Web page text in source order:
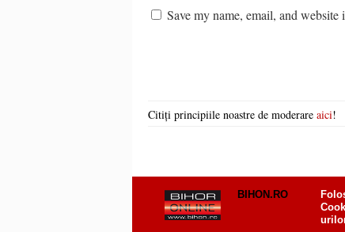
Save my name, email, and
Citiți principiile noastre de moderare aici!
BIHON.RO